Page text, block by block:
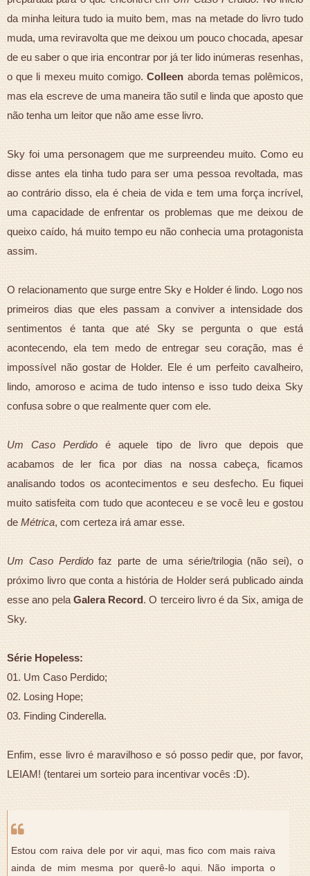
da minha leitura tudo ia muito bem, mas na metade do livro tudo
muda, uma reviravolta que me deixou um pouco chocada, apesar
de eu saber o que iria encontrar por já ter lido inúmeras resenhas,
o que li mexeu muito comigo.Colleen aborda temas polêmicos,
mas ela escreve de uma maneira tão sutil e linda que aposto que
não tenha um leitor que não ame esse livro.
Sky foi uma personagem que me surpreendeu muito. Como eu
disse antes ela tinha tudo para ser uma pessoa revoltada, mas
ao contrário disso, ela é cheia de vida e tem uma força incrível,
uma capacidade de enfrentar os problemas que me deixou de
queixo caído, há muito tempo eu não conhecia uma protagonista
assim.
O relacionamento que surge entre Sky e Holder é lindo. Logo nos
primeiros dias que eles passam a conviver a intensidade dos
sentimentos é tanta que até Sky se pergunta o que está
acontecendo, ela tem medo de entregar seu coração, mas é
impossível não gostar de Holder. Ele é um perfeito cavalheiro,
lindo, amoroso e acima de tudo intenso e isso tudo deixa Sky
confusa sobre o que realmente quer com ele.
Um Caso Perdido é aquele tipo de livro que depois que
acabamos de ler fica por dias na nossa cabeça, ficamos
analisando todos os acontecimentos e seu desfecho. Eu fiquei
muito satisfeita com tudo que aconteceu e se você leu e gostou
deMétrica, com certeza irá amar esse.
Um Caso Perdidofaz parte de uma série/trilogia (não sei), o
próximo livro que conta a história de Holder será publicado ainda
esse ano pelaGalera Record. O terceiro livro é da Six, amiga de
Sky.
Série Hopeless:
01. Um Caso Perdido;
02. Losing Hope;
03. Finding Cinderella.
Enfim, esse livro é maravilhoso e só posso pedir que, por favor,
LEIAM! (tentarei um sorteio para incentivar vocês :D).
Estou com raiva dele por vir aqui, mas fico com mais raiva
ainda de mim mesma por querê-lo aqui. Não importa o